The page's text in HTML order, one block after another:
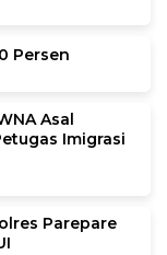
Persen
Asal
Imigrasi
Parepare